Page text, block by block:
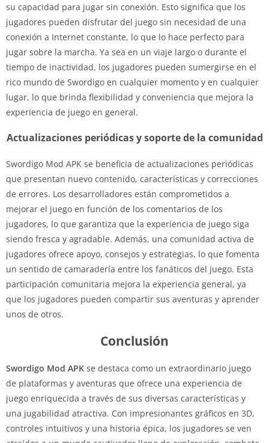
su capacidad para jugar sin conexión. Esto significa que los
jugadores pueden disfrutar del juego sin necesidad de una
conexión a Internet constante, lo que lo hace perfecto para
jugar sobre la marcha. Ya sea en un viaje largo o durante el
tiempo de inactividad, los jugadores pueden sumergirse en el
rico mundo de Swordigo en cualquier momento y en cualquier
lugar, lo que brinda flexibilidad y conveniencia que mejora la
experiencia de juego en general.
Actualizaciones periódicas y soporte de la comunidad
Swordigo Mod APK se beneficia de actualizaciones periódicas
que presentan nuevo contenido, características y correcciones
de errores. Los desarrolladores están comprometidos a
mejorar el juego en función de los comentarios de los
jugadores, lo que garantiza que la experiencia de juego siga
siendo fresca y agradable. Además, una comunidad activa de
jugadores ofrece apoyo, consejos y estrategias, lo que fomenta
un sentido de camaradería entre los fanáticos del juego. Esta
participación comunitaria mejora la experiencia general, ya
que los jugadores pueden compartir sus aventuras y aprender
unos de otros.
Conclusión
Swordigo Mod APK se destaca como un extraordinario juego
de plataformas y aventuras que ofrece una experiencia de
juego enriquecida a través de sus diversas características y
una jugabilidad atractiva. Con impresionantes gráficos en 3D,
controles intuitivos y una historia épica, los jugadores se ven